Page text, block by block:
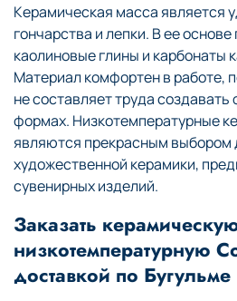
Керамическая масса является
гончарства и лепки. В ее
каолиновые глины и карбонаты
Материал комфортен в работе,
не составляет труда
формах. Низкотемпературные
являются прекрасным выбором
художественной керамики,
сувенирных изделий.
Заказать
низкотемпературную
доставкой по Бугульме